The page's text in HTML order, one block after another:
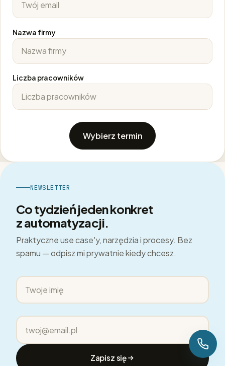
Nazwa firmy
Liczba pracowników
Wybierz termin
NEWSLETTER
Co tydzień jeden konkret
z automatyzacji.
Praktyczne use case'y, narzędzia i procesy. Bez
spamu — odpisz mi prywatnie kiedy chcesz.
Imię
Email
Zapisz się